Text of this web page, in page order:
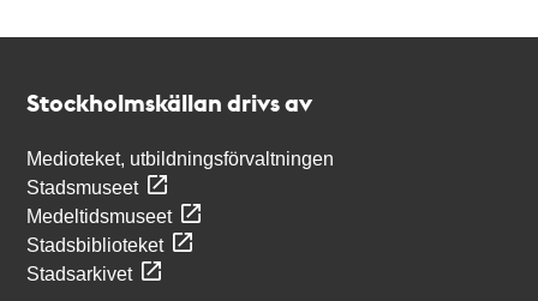
Stockholmskällan drivs av
Medioteket, utbildningsförvaltningen
Stadsmuseet
Medeltidsmuseet
Stadsbiblioteket
Stadsarkivet